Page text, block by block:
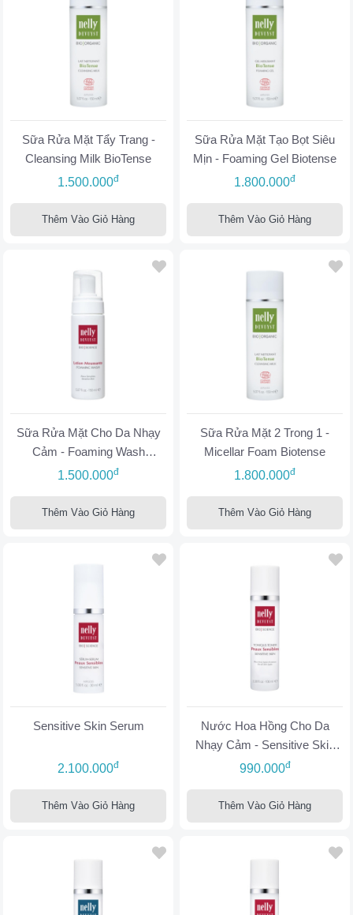
Sữa Rửa Mặt Tẩy Trang -
Cleansing Milk BioTense
1.500.000đ
Thêm Vào Giỏ Hàng
Sữa Rửa Mặt Tạo Bọt Siêu
Mịn - Foaming Gel Biotense
1.800.000đ
Thêm Vào Giỏ Hàng
Sữa Rửa Mặt Cho Da Nhạy
Cảm - Foaming Wash
Sensitive Skin
1.500.000đ
Thêm Vào Giỏ Hàng
Sữa Rửa Mặt 2 Trong 1 -
Micellar Foam Biotense
1.800.000đ
Thêm Vào Giỏ Hàng
Sensitive Skin Serum
2.100.000đ
Thêm Vào Giỏ Hàng
Nước Hoa Hồng Cho Da
Nhạy Cảm - Sensitive Skin
Toner
990.000đ
Thêm Vào Giỏ Hàng